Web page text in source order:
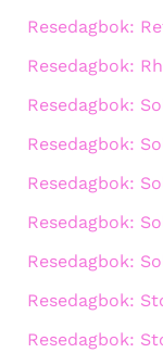
Resedagbok:
Resedagbok:
Resedagbok:
Resedagbok:
Resedagbok:
Resedagbok:
Resedagbok:
Resedagbok:
Resedagbok: